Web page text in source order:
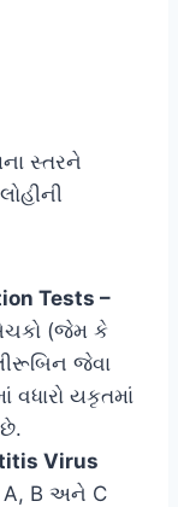
સ્તરને
Tests –
(જેમ કે
જેવા
વધારો યકૃતમાં
Virus
A, B અને C